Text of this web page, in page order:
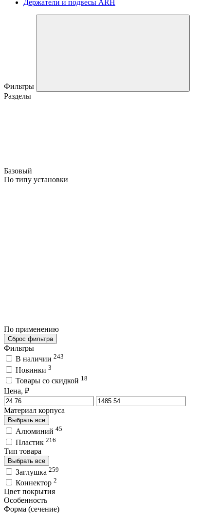
Держатели и подвесы ARH
Фильтры
Разделы
Базовый
По типу установки
По применению
Сброс фильтра
Фильтры
В наличии 243
Новинки 3
Товары со скидкой 18
Цена, ₽
Материал корпуса
Выбрать все
Алюминий 45
Пластик 216
Тип товара
Выбрать все
Заглушка 259
Коннектор 2
Цвет покрытия
Особенность
Форма (сечение)